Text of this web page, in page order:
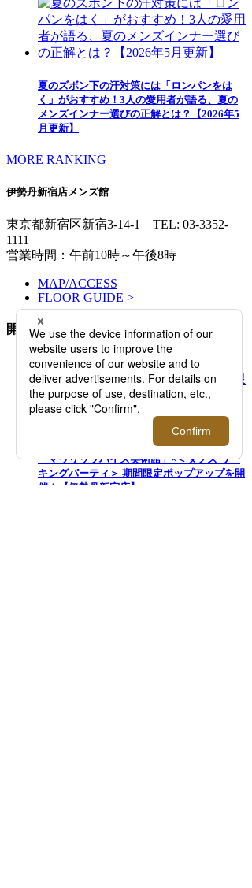
夏のズボン下の汗対策には「ロンパンをは
く」がおすすめ！3人の愛用者が語る、夏の
メンズインナー選びの正解とは？【2026年5
月更新】
MORE RANKING
伊勢丹新宿店メンズ館
東京都新宿区新宿3-14-1 TEL: 03-3352-
1111
営業時間：午前10時～午後8時
MAP/ACCESS
FLOOR GUIDE >
開催中のイベント
「マウリッツハイス美術館」×＜タグス ワー
キングパーティ＞ 期間限定ポップアップを開
催！【伊勢丹新宿店】